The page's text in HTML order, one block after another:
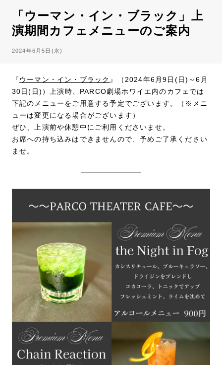
「ウーマン・イン・ブラック」上
演期間カフェメニューのご案内
2024年6月5日(水)
『ウーマン・イン・ブラック 』（2024年6月9日(日)～6月
30日(日)）上演時、PARCO劇場ホワイエ内のカフェでは
下記のメニューをご用意する予定でございます。（※メニ
ューは変更になる場合がございます）
ぜひ、上演前や休憩中にご利用くださいませ。
お席への持ち込みはできませんので、予めご了承ください
ませ。